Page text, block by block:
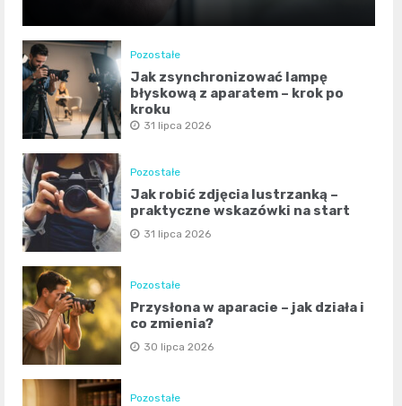
Pozostałe
Jak zsynchronizować lampę
błyskową z aparatem – krok po
kroku
31 lipca 2026
Pozostałe
Jak robić zdjęcia lustrzanką –
praktyczne wskazówki na start
31 lipca 2026
Pozostałe
Przysłona w aparacie – jak działa i
co zmienia?
30 lipca 2026
Pozostałe